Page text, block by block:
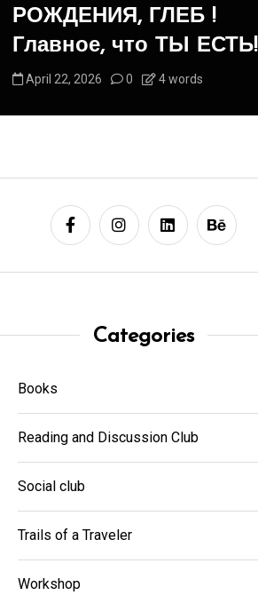
РОЖДЕНИЯ, ГЛЕБ !
Главное, что ТЫ ЕСТЬ!
April 22, 2026 0 4 words
Categories
Books
Reading and Discussion Club
Social club
Trails of a Traveler
Workshop